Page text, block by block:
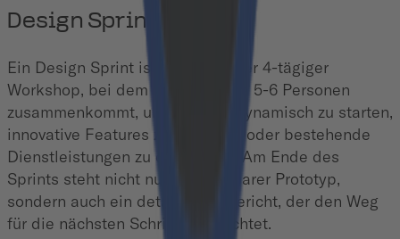
Design Sprint
Ein Design Sprint ist ein intensiver 4-tägiger
Workshop, bei dem ein Team aus 5-6 Personen
zusammenkommt, um Projekte dynamisch zu starten,
innovative Features zu gestalten oder bestehende
Dienstleistungen zu optimieren. Am Ende des
Sprints steht nicht nur ein greifbarer Prototyp,
sondern auch ein detaillierter Bericht, der den Weg
für die nächsten Schritte beleuchtet.